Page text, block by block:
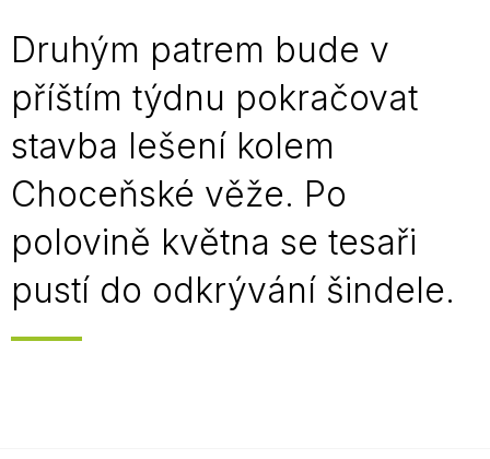
Druhým patrem bude v
příštím týdnu pokračovat
stavba lešení kolem
Choceňské věže. Po
polovině května se tesaři
pustí do odkrývání šindele.